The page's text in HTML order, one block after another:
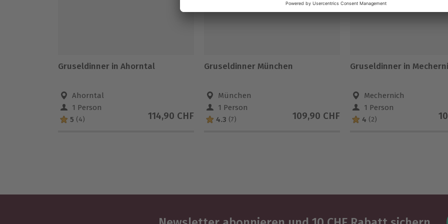
Gruseldinner in Ahorntal
Ahorntal
1 Person
5 (4) 114,90 CHF
Gruseldinner München
München
1 Person
4.3 (7) 109,90 CHF
Gruseldinner in
Mechernich
1 Person
4 (2)